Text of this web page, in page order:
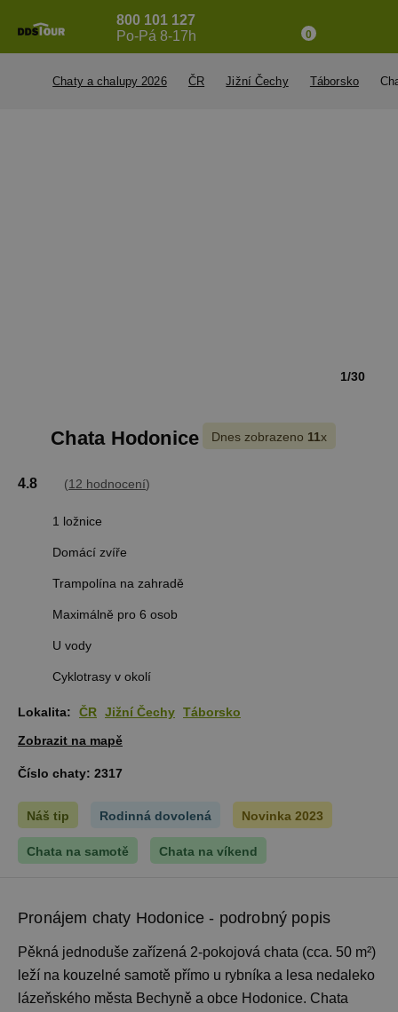
800 101 127
Po-Pá 8-17h
0
Chaty a chalupy 2026 ČR Jižní Čechy Táborsko
1/30
Chata Hodonice Dnes zobrazeno 11x
4.8 (12 hodnocení)
1 ložnice
Domácí zvíře
Trampolína na zahradě
Maximálně pro 6 osob
U vody
Cyklotrasy v okolí
Lokalita: ČR Jižní Čechy Táborsko
Zobrazit na mapě
Číslo chaty: 2317
Náš tip Rodinná dovolená Novinka 2023
Chata na samotě Chata na víkend
Pronájem chaty Hodonice - podrobný popis
Pěkná jednoduše zařízená 2-pokojová chata (cca. 50 m²)
leží na kouzelné samotě přímo u rybníka a lesa nedaleko
lázeňského města Bechyně a obce Hodonice. Chata